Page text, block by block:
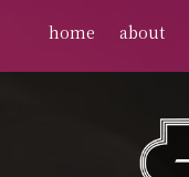
home about